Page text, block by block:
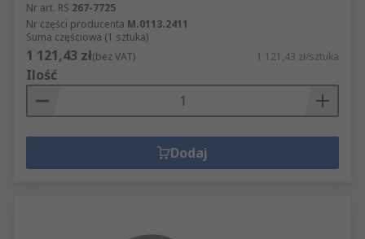
Nr art. RS 267-7725
Nr części producenta M.0113.2411
Suma częściowa (1 sztuka)
1 121,43 zł(bez VAT) 1 121,43 zł/sztuka
Ilość
Dodaj